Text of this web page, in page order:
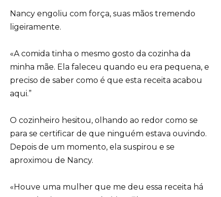
Nancy engoliu com força, suas mãos tremendo
ligeiramente.
«A comida tinha o mesmo gosto da cozinha da
minha mãe. Ela faleceu quando eu era pequena, e
preciso de saber como é que esta receita acabou
aqui.”
O cozinheiro hesitou, olhando ao redor como se
para se certificar de que ninguém estava ouvindo.
Depois de um momento, ela suspirou e se
aproximou de Nancy.
«Houve uma mulher que me deu essa receita há